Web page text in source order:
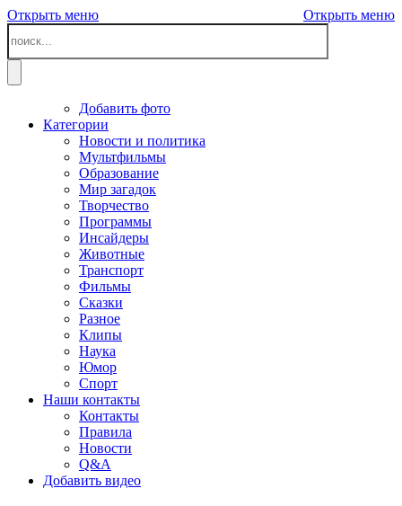
Открыть меню Открыть меню
Добавить фото
Категории
Новости и политика
Мультфильмы
Образование
Мир загадок
Творчество
Программы
Инсайдеры
Животные
Транспорт
Фильмы
Сказки
Разное
Клипы
Наука
Юмор
Спорт
Наши контакты
Контакты
Правила
Новости
Q&A
Добавить видео